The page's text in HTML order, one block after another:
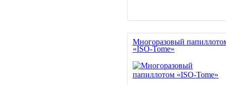
Многоразовый
«ISO-Tome»